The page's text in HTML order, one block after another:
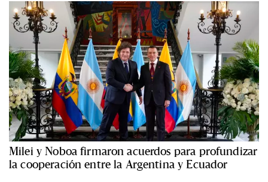
Milei y Noboa firmaron acuerdos para profundizar
la cooperación entre la Argentina y Ecuador